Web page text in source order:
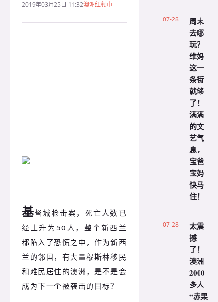
2019年03月25日 11:32澳洲红领巾
基督城枪击案，死亡人数已
经上升为50人，整个新西兰
都陷入了恐慌之中，作为新西
兰的邻国，有大量穆斯林移民
和难民居住的澳洲，是不是会
成为下一个被袭击的目标？
07-28
周末
去哪
玩？
维妈
这一
条街
就够
了！
满满
的文
艺气
息，
宝爸
宝妈
快马
住！
07-28
太震
撼
了！
澳洲
2000
多人
“赤果